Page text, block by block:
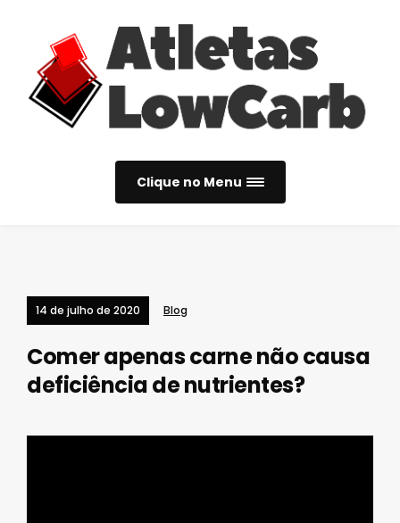
Clique no Menu
14 de julho de 2020 Blog
Comer apenas carne não causa
deficiência de nutrientes?